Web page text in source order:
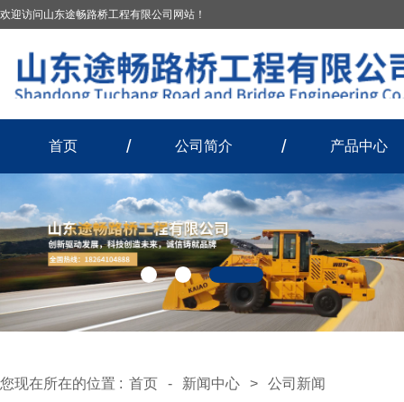
欢迎访问山东途畅路桥工程有限公司网站！
首页 公司简介 产品中心
您现在所在的位置 : 首页 - 新闻中心 > 公司新闻